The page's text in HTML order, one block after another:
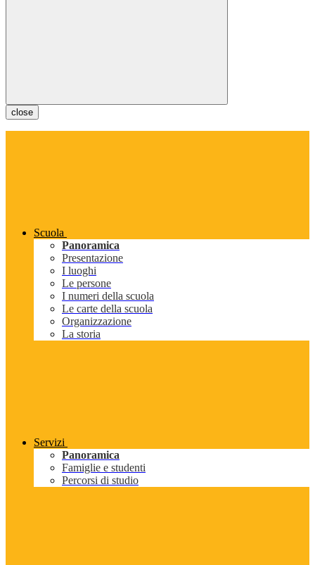
close
Scuola
Panoramica
Presentazione
I luoghi
Le persone
I numeri della scuola
Le carte della scuola
Organizzazione
La storia
Servizi
Panoramica
Famiglie e studenti
Percorsi di studio